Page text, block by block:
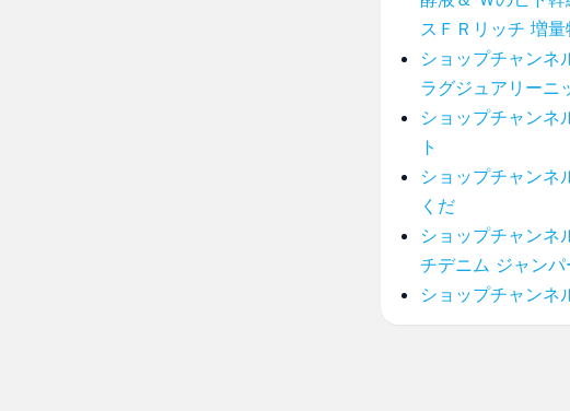
スＦＲリッチ 増量
ショップチャン
ラグジュアリーニ
ショップチャン
ト
ショップチャン
くだ
ショップチャン
チデニム ジャンパ
ショップチャン